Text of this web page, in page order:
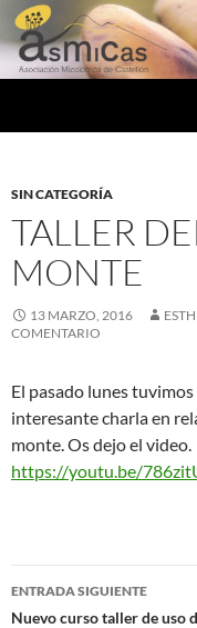
Saltar
al
contenido
SIN CATEGORÍA
TALLER
MONTE
13 MARZO, 2016
COMENTARIO
El pasado lunes
interesante charla en
monte. Os dejo el video.
https://youtu.be/
Navegación
ENTRADA SIGUIENTE
Nuevo curso taller de uso